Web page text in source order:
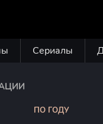
Сериалы
ПО ГОДУ